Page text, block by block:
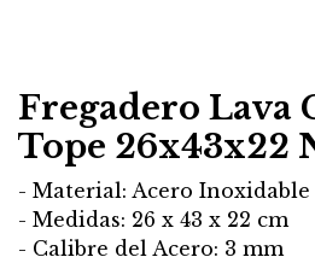
Fregadero Lava
Tope 26x43x22
- Material: Acero Inoxidable
- Medidas: 26 x 43 x 22 cm
- Calibre del Acero: 3 mm